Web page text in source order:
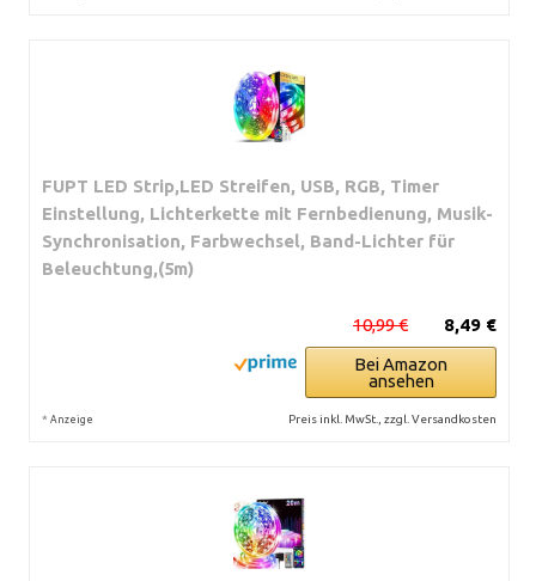
FUPT LED Strip,LED Streifen, USB, RGB, Timer
Einstellung, Lichterkette mit Fernbedienung, Musik-
Synchronisation, Farbwechsel, Band-Lichter für
Beleuchtung,(5m)
8,49 €
10,99 €
Bei Amazon
ansehen
* Anzeige Preis inkl. MwSt., zzgl. Versandkosten